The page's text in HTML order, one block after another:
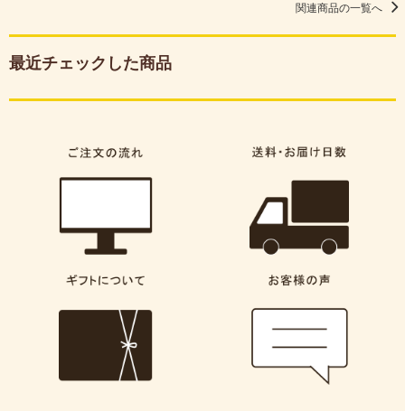
関連商品の一覧へ
最近チェックした商品